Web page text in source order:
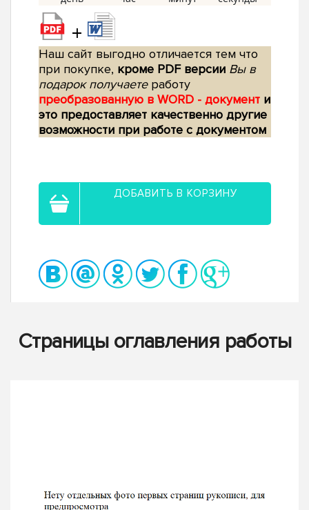
+
Наш сайт выгодно отличается тем что
при покупке, кроме PDF версии Вы в
подарок получаетеработу
преобразованную в WORD - документ и
это предоставляет качественно другие
возможности при работе с документом
ДОБАВИТЬ В КОРЗИНУ
Страницы оглавления работы